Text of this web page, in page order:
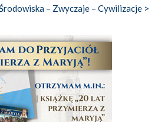
– Zwyczaje – Cywilizacje >